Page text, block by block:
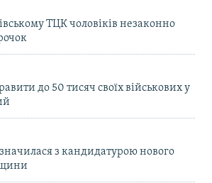
ТЦК чоловіків незаконно
до 50 тисяч своїх військових у
з кандидатурою нового